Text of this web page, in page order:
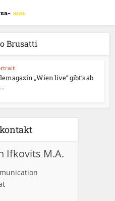
Brusatti
„Wien live“ gibt’s ab
Ifkovits M.A.